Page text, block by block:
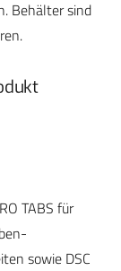
Behälter sind
TABS für
sowie DSC